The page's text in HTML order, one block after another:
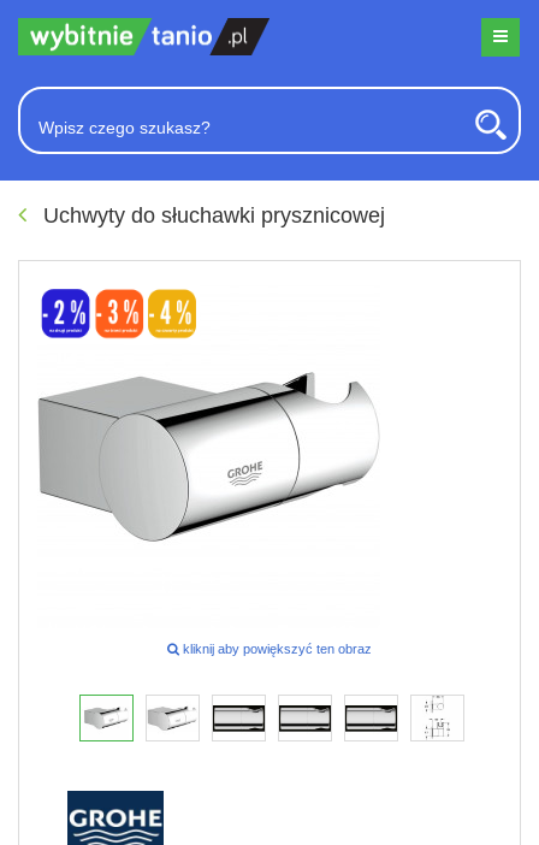
Uchwyty do słuchawki prysznicowej
kliknij aby powiększyć ten obraz